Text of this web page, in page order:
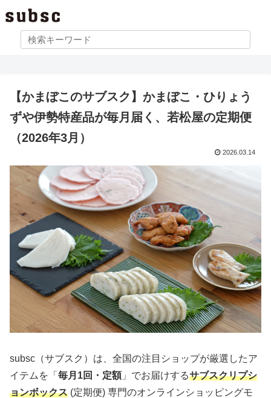
【かまぼこのサブスク】かまぼこ・ひりょう
ずや伊勢特産品が毎月届く、若松屋の定期便
（2026年3月）
2026.03.14
subsc（サブスク）は、全国の注目ショップが厳選したア
イテムを「 毎月1回・定額」でお届けするサブスクリプシ
ョンボックス (定期便) 専門のオンラインショッピングモ